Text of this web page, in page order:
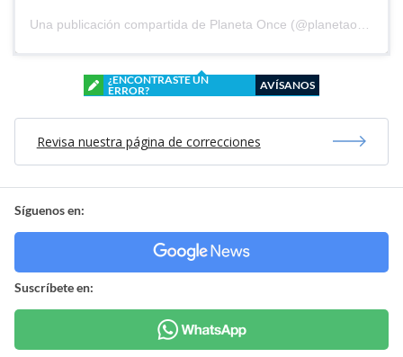
¿ENCONTRASTE UN
ERROR?
AVÍSANOS
Revisa nuestra página de correcciones
Síguenos en:
Suscríbete en: